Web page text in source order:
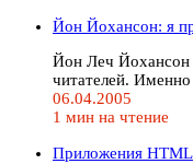
Йон Йохансон: я
Йон Леч Йохансон
читателей.
06.04.2005
1 мин на чтение
Приложения HTML